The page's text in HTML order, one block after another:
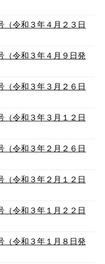
（令和３年４月２３日
（令和３年４月９日発
（令和３年３月２６日
（令和３年３月１２日
（令和３年２月２６日
（令和３年２月１２日
（令和３年１月２２日
（令和３年１月８日発